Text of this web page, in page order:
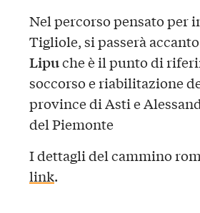
Nel percorso pensato per
Tigliole, si passerà
Lipuche è il punto di
soccorso e riabilitazione
province di Asti e
del Piemonte
I dettagli del cammino
link.